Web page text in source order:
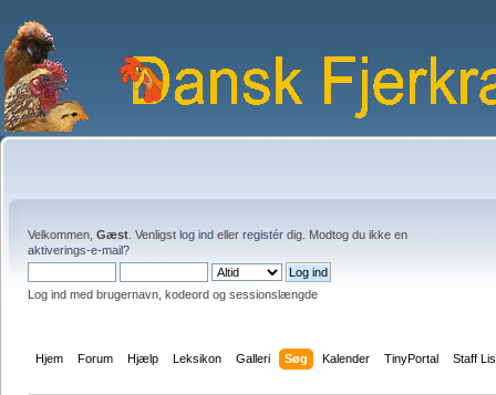
Velkommen, Gæst . Venligst log ind eller registér dig. Modtog du ikke en
aktiverings-e-mail?
Log ind med brugernavn, kodeord og sessionslængde
Hjem Forum Hjælp Leksikon Galleri Søg Kalender TinyPortal Staff